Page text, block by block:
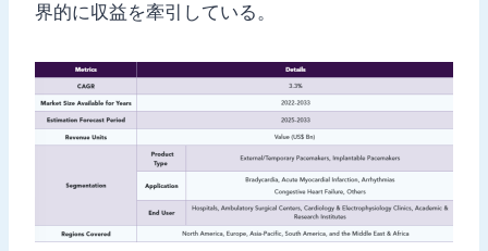
界的に収益を牽引している。